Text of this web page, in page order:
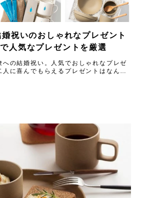
祝いのおしゃれなプレゼント
人気なプレゼントを厳選
の結婚祝い。人気でおしゃれなプレゼ
に喜んでもらえるプレゼントはなんな